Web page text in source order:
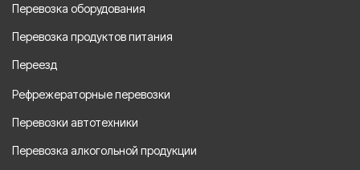
Перевозка оборудования
Перевозка продуктов питания
Переезд
Рефрежераторные перевозки
Перевозки автотехники
Перевозка алкогольной продукции